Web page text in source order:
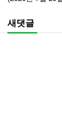
새댓글